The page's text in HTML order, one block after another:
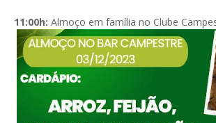
11:00h: Almoço em família no Clube